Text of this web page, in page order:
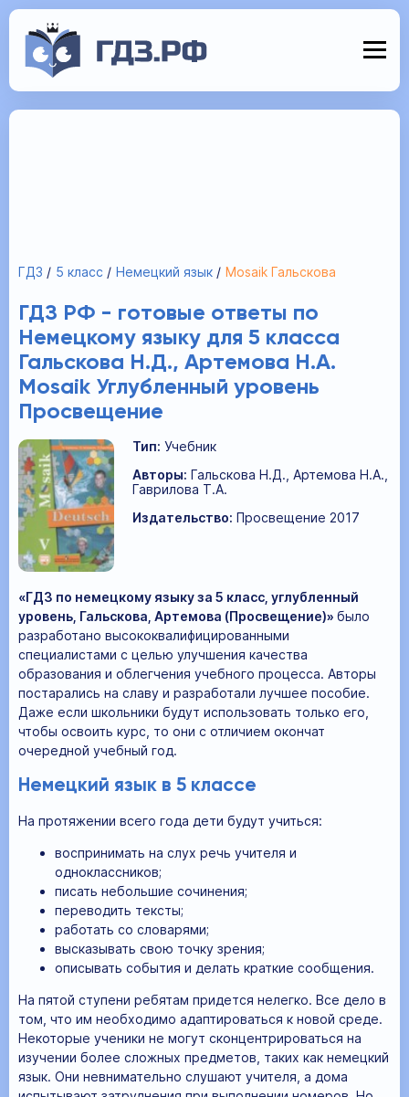
ГДЗ 5 класс Немецкий язык Mosaik Гальскова
ГДЗ РФ - готовые ответы по
Немецкому языку для 5 класса
Гальскова Н.Д., Артемова Н.А.
Mosaik Углубленный уровень
Просвещение
Тип: Учебник
Авторы: Гальскова Н.Д., Артемова Н.А.,
Гаврилова Т.А.
Издательство: Просвещение 2017
«ГДЗ по немецкому языку за 5 класс, углубленный
уровень, Гальскова, Артемова (Просвещение)» было
разработано высококвалифицированными
специалистами с целью улучшения качества
образования и облегчения учебного процесса. Авторы
постарались на славу и разработали лучшее пособие.
Даже если школьники будут использовать только его,
чтобы освоить курс, то они с отличием окончат
очередной учебный год.
Немецкий язык в 5 классе
На протяжении всего года дети будут учиться:
воспринимать на слух речь учителя и
одноклассников;
писать небольшие сочинения;
переводить тексты;
работать со словарями;
высказывать свою точку зрения;
описывать события и делать краткие сообщения.
На пятой ступени ребятам придется нелегко. Все дело в
том, что им необходимо адаптироваться к новой среде.
Некоторые ученики не могут сконцентрироваться на
изучении более сложных предметов, таких как немецкий
язык. Они невнимательно слушают учителя, а дома